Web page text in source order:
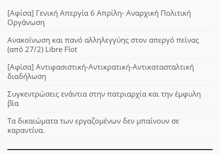
[Αφίσα] Γενική Απεργία 6 Απρίλη- Αναρχική Πολιτική
Οργάνωση
Ανακοίνωση και πανό αλληλεγγύης στον απεργό πείνας
(από 27/2) Libre Flot
[Αφίσα] Αντιφασιστική-Αντικρατική-Αντικατασταλτική
διαδήλωση
Συγκεντρώσεις ενάντια στην πατριαρχία και την έμφυλη
βία
Τα δικαιώματα των εργαζομένων δεν μπαίνουν σε
καραντίνα.